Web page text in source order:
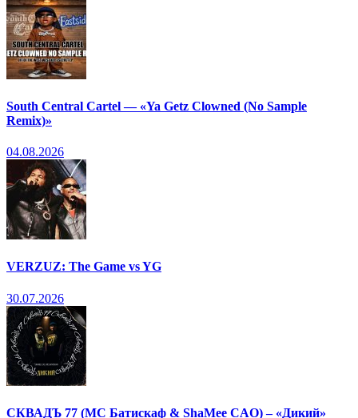
South Central Cartel — «Ya Getz Clowned (No Sample
Remix)»
04.08.2026
VERZUZ: The Game vs YG
30.07.2026
СКВАДЪ 77 (МС Батискаф & ShaMee CAO) – «Дикий»